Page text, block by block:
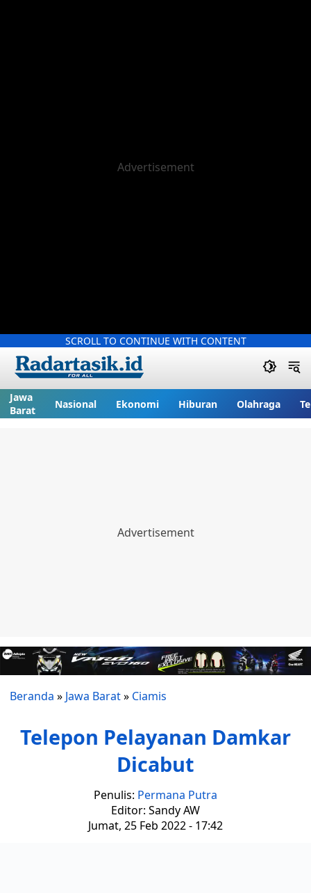
SCROLL TO CONTINUE WITH CONTENT
Jawa
Barat
Nasional Ekonomi Hiburan Olahraga
Beranda » Jawa Barat» Ciamis
Telepon Pelayanan Damkar
Dicabut
Penulis: Permana Putra
Editor: Sandy AW
Jumat, 25 Feb 2022 - 17:42